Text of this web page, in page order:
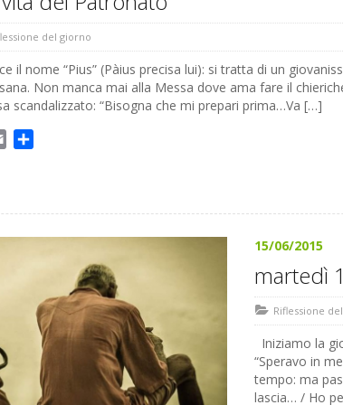
del giorno
il nome “Pius” (Pàius precisa lui): si tratta di un
Non manca mai alla Messa dove ama fare il
scandalizzato: “Bisogna che mi prepari prima…Va […]
Email
15/06/2015
martedì
Riflessione
Iniziamo la
“Speravo in
tempo: ma
lascia… / Ho